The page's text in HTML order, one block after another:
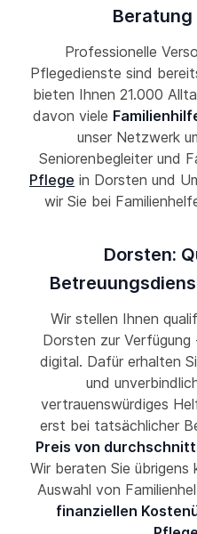
Beratung
Professionelle
Pflegedienste sind
bieten Ihnen 21.000
davon viele
unser Netzwerk
Seniorenbegleiter und
Pflege in Dorsten und
wir Sie bei
Dorsten:
Wir stellen Ihnen
Dorsten zur Verfügung
digital. Dafür erhalten
und
vertrauenswürdiges
erst bei tatsächlicher
Preis von
Wir beraten Sie
Auswahl von
finanziellen